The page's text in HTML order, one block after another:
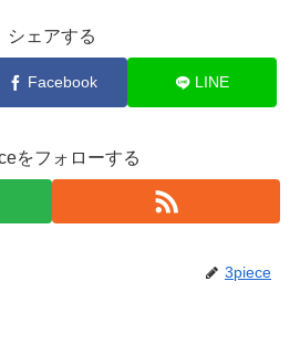
シェアする
Facebook LINE
をフォローする
3piece